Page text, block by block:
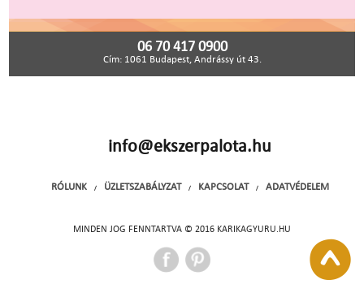
06 70 417 0900
Cím: 1061 Budapest, Andrássy út 43.
info@ekszerpalota.hu
RÓLUNK / ÜZLETSZABÁLYZAT / KAPCSOLAT / ADATVÉDELEM
MINDEN JOG FENNTARTVA © 2016 KARIKAGYURU.HU